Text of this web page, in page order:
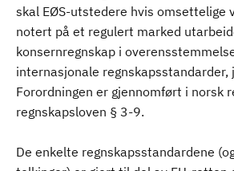
skal EØS-utstedere hvis omsettelige
notert på et regulert marked
konsernregnskap i
internasjonale regnskapsstandarder,
Forordningen er gjennomført i norsk
regnskapsloven § 3-9.
De enkelte regnskapsstandardene